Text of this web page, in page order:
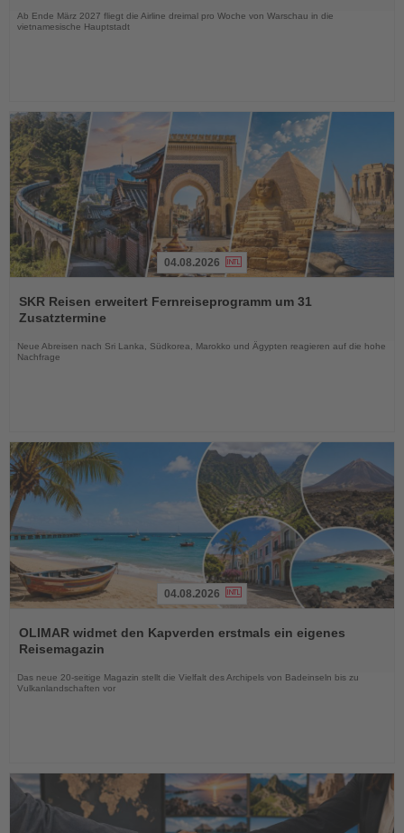
Ab Ende März 2027 fliegt die Airline dreimal pro Woche von Warschau in die
vietnamesische Hauptstadt
Sie
die
04.08.2026
SKR Reisen erweitert Fernreiseprogramm um 31
Zusatztermine
Neue Abreisen nach Sri Lanka, Südkorea, Marokko und Ägypten reagieren auf die hohe
Nachfrage
Sie
die
Nachrichten
04.08.2026
OLIMAR widmet den Kapverden erstmals ein eigenes
Reisemagazin
Das neue 20-seitige Magazin stellt die Vielfalt des Archipels von Badeinseln bis zu
Vulkanlandschaften vor